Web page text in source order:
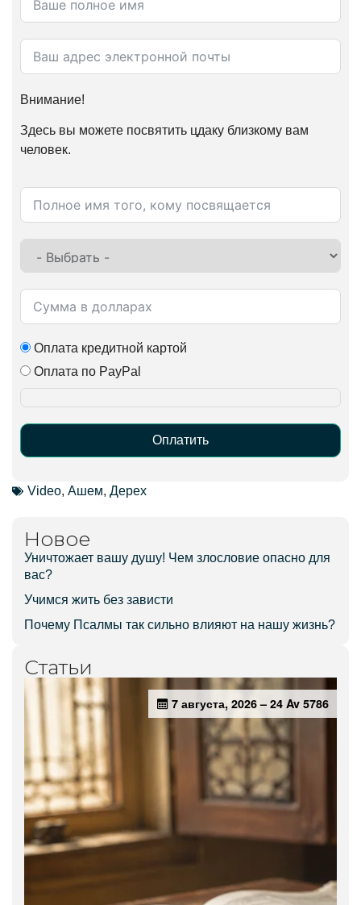
Внимание!
Здесь вы можете посвятить цдаку близкому вам
человек.
Оплата кредитной картой
Оплата по PayPal
Оплатить
Alternative:
Video, Ашем, Дерех
Новое
Уничтожает вашу душу! Чем злословие опасно для
вас?
Учимся жить без зависти
Почему Псалмы так сильно влияют на нашу жизнь?
Статьи